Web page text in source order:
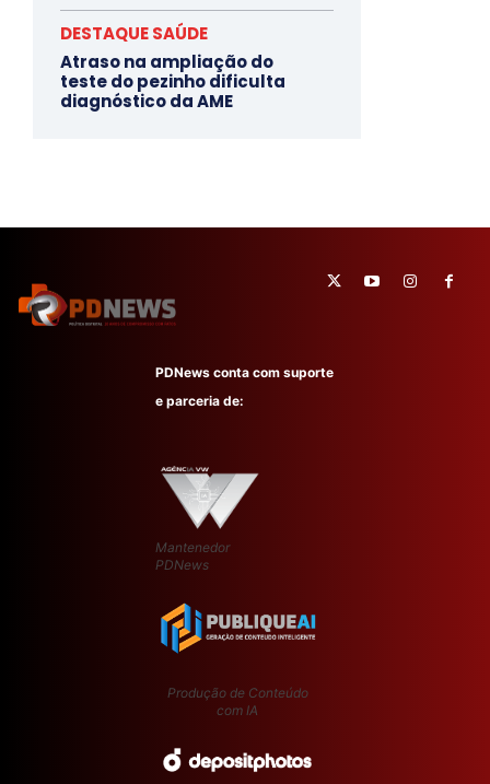
DESTAQUE SAÚDE
Atraso na ampliação do
teste do pezinho dificulta
diagnóstico da AME
PDNews conta com suporte
e parceria de:
Mantenedor
PDNews
Produção de Conteúdo
com IA